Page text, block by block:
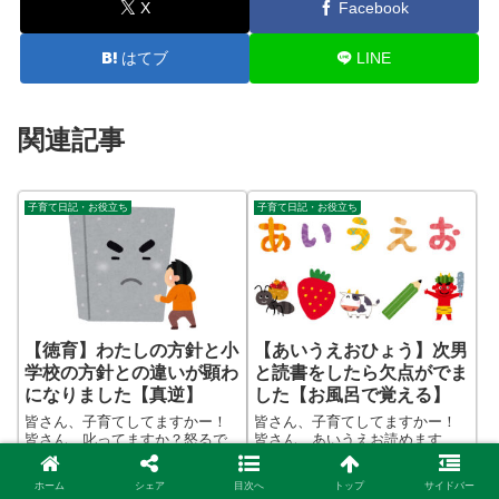
X Facebook
はてブ LINE
関連記事
子育て日記・お役立ち
【徳育】わたしの方針と小
学校の方針との違いが顕わ
になりました【真逆】
皆さん、子育てしてますかー！
皆さん、叱ってますか？怒るで
はなく、叱るですよ。自分を律
するには叱るは必要ですよね。
こんばんわ、迷答座布団ブログ
2021.11.24
子育て日記・お役立ち
【あいうえおひょう】次男
と読書をしたら欠点がでま
した【お風呂で覚える】
皆さん、子育てしてますかー！
皆さん、あいうえお読めます
か？あたりまえですよねー！で
も、子どもは当たり前じゃない
ときもあります。こんばんわ、
2022.01.25 2022.01.26
ホーム シェア 目次へ トップ サイドバー